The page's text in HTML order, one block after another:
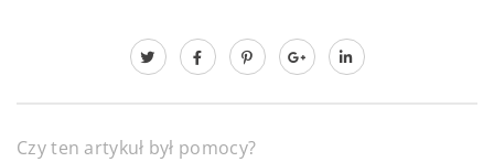
Czy ten artykuł był pomocy?